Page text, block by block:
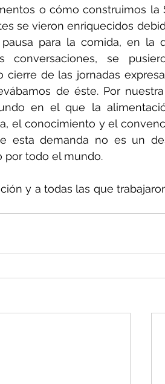
o cómo construimos la
se vieron enriquecidos
para la comida, en la
conversaciones, se
de las jornadas
de éste. Por
en el que la
el conocimiento y el
esta demanda no es un
por todo el mundo.
y a todas las que